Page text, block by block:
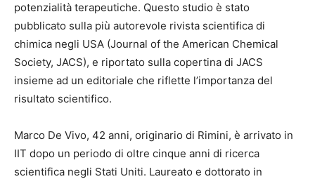
potenzialità terapeutiche. Questo studio è stato
pubblicato sulla più autorevole rivista scientifica di
chimica negli USA (Journal of the American Chemical
Society, JACS), e riportato sulla copertina di JACS
insieme ad un editoriale che riflette l’importanza del
risultato scientifico.
Marco De Vivo, 42 anni, originario di Rimini, è arrivato in
IIT dopo un periodo di oltre cinque anni di ricerca
scientifica negli Stati Uniti. Laureato e dottorato in